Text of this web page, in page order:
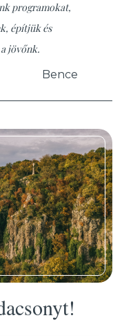
programokat,
építjük és
jövőnk.
Bence